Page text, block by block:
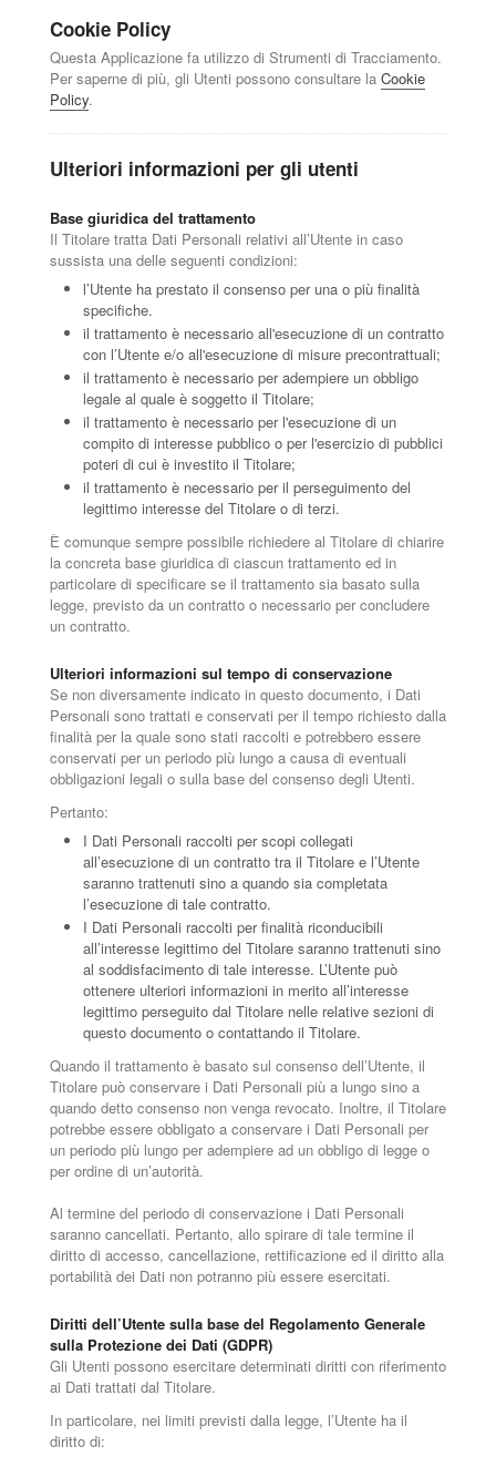
Cookie Policy
Questa Applicazione fa utilizzo di Strumenti di Tracciamento.
Per saperne di più, gli Utenti possono consultare la Cookie
Policy.
Ulteriori informazioni per gli utenti
Base giuridica del trattamento
Il Titolare tratta Dati Personali relativi all’Utente in caso
sussista una delle seguenti condizioni:
l’Utente ha prestato il consenso per una o più finalità
specifiche.
il trattamento è necessario all'esecuzione di un contratto
con l’Utente e/o all'esecuzione di misure precontrattuali;
il trattamento è necessario per adempiere un obbligo
legale al quale è soggetto il Titolare;
il trattamento è necessario per l'esecuzione di un
compito di interesse pubblico o per l'esercizio di pubblici
poteri di cui è investito il Titolare;
il trattamento è necessario per il perseguimento del
legittimo interesse del Titolare o di terzi.
È comunque sempre possibile richiedere al Titolare di chiarire
la concreta base giuridica di ciascun trattamento ed in
particolare di specificare se il trattamento sia basato sulla
legge, previsto da un contratto o necessario per concludere
un contratto.
Ulteriori informazioni sul tempo di conservazione
Se non diversamente indicato in questo documento, i Dati
Personali sono trattati e conservati per il tempo richiesto dalla
finalità per la quale sono stati raccolti e potrebbero essere
conservati per un periodo più lungo a causa di eventuali
obbligazioni legali o sulla base del consenso degli Utenti.
Pertanto:
I Dati Personali raccolti per scopi collegati
all’esecuzione di un contratto tra il Titolare e l’Utente
saranno trattenuti sino a quando sia completata
l’esecuzione di tale contratto.
I Dati Personali raccolti per finalità riconducibili
all’interesse legittimo del Titolare saranno trattenuti sino
al soddisfacimento di tale interesse. L’Utente può
ottenere ulteriori informazioni in merito all’interesse
legittimo perseguito dal Titolare nelle relative sezioni di
questo documento o contattando il Titolare.
Quando il trattamento è basato sul consenso dell’Utente, il
Titolare può conservare i Dati Personali più a lungo sino a
quando detto consenso non venga revocato. Inoltre, il Titolare
potrebbe essere obbligato a conservare i Dati Personali per
un periodo più lungo per adempiere ad un obbligo di legge o
per ordine di un’autorità.
Al termine del periodo di conservazione i Dati Personali
saranno cancellati. Pertanto, allo spirare di tale termine il
diritto di accesso, cancellazione, rettificazione ed il diritto alla
portabilità dei Dati non potranno più essere esercitati.
Diritti dell’Utente sulla base del Regolamento Generale
sulla Protezione dei Dati (GDPR)
Gli Utenti possono esercitare determinati diritti con riferimento
ai Dati trattati dal Titolare.
In particolare, nei limiti previsti dalla legge, l’Utente ha il
diritto di: